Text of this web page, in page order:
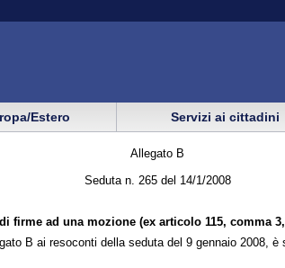
Estero Servizi ai cittadini
Allegato B
Seduta n. 265 del 14/1/2008
firme ad una mozione (ex articolo 115, comma
B ai resoconti della seduta del 9 gennaio 2008,